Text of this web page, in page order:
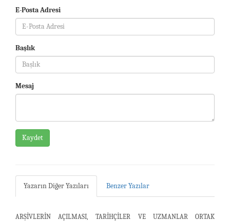
E-Posta Adresi
Başlık
Mesaj
Kaydet
Yazarın Diğer Yazıları Benzer Yazılar
ARŞİVLERİN AÇILMASI, TARİHÇİLER VE UZMANLAR ORTAK